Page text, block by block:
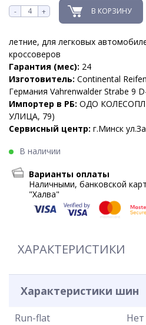
- + В КОРЗИНУ
летние, для легковых
кроссоверов
Гарантия (мес): 24
Изготовитель: Continental
Германия Vahrenwalder Strabe 9
Импортер в РБ: ОДО
УЛИЦА, 79)
Сервисный центр: г.Минск
В наличии
Варианты оплаты
Наличными, банковской
"Халва"
ХАРАКТЕРИСТИКИ
Характеристики шин
Run-flat
Нет